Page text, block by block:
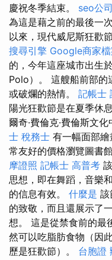
慶祝冬季結束。 seo公司
為這是藉之前的最後一
以來，現代威尼斯狂歡
搜尋引擎 Google商家
的，今年這座城市出生
Polo）。 這艘船前部的
或破爛的熱情。 記帳士
陽光狂歡節是在夏季休
爾奇·費倫克·費倫斯文
士 稅務士 有一幅面部
常友好的價格瀏覽圖書
摩證照 記帳士 高普考
思想，即在舞蹈，音樂
的信息有效。 什麼是 該
的致敬，而且還展示了
想。 這是從禁食前的最
然可以吃脂肪食物（因
歷是狂歡節）。 台胞證